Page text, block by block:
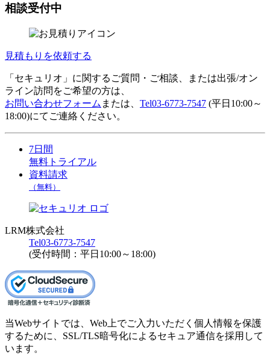
相談受付中
見積もりを依頼する
「セキュリオ」に関するご質問・ご相談、または出張/オン
ライン訪問をご希望の方は、
お問い合わせフォーム または、 Tel03-6773-7547 (平日10:00～
18:00)にてご連絡ください。
7日間
無料トライアル
資料請求
（無料）
LRM株式会社
Tel03-6773-7547
(受付時間：平日10:00～18:00)
当Webサイトでは、Web上でご入力いただく個人情報を保護
するために、SSL/TLS暗号化によるセキュア通信を採用して
います。